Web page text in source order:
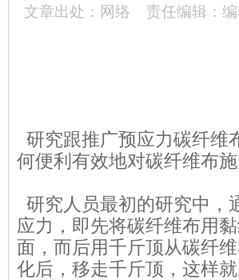
文章出处：网络 责任编辑：
研究跟推广预应力碳纤维
何便利有效地对碳纤维布施
研究人员最初的研究中，
应力，即先将碳纤维布用
面，而后用千斤顶从碳纤
化后，移走千斤顶，这样